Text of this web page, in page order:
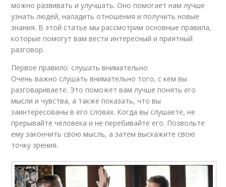
можно развивать и улучшать. Оно помогает нам лучше
узнать людей, наладить отношения и получить новые
знания. В этой статье мы рассмотрим основные правила,
которые помогут вам вести интересный и приятный
разговор.
Первое правило: слушать внимательно
Очень важно слушать внимательно того, с кем вы
разговариваете. Это поможет вам лучше понять его
мысли и чувства, а также показать, что вы
заинтересованы в его словах. Когда вы слушаете, не
прерывайте человека и не перебивайте его. Позвольте
ему закончить свою мысль, а затем выскажите свою
точку зрения.